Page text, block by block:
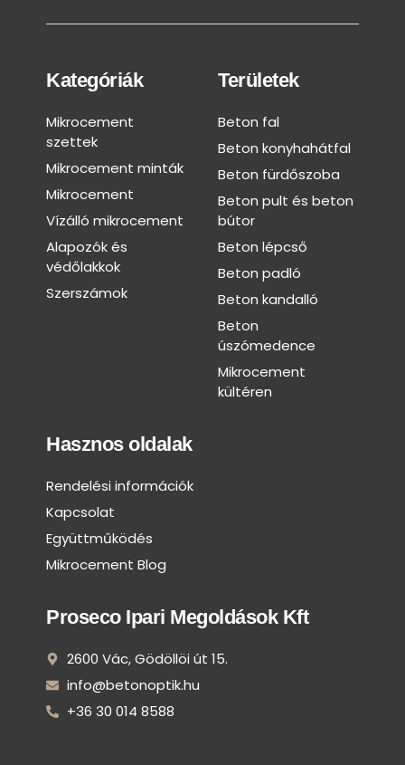
Kategóriák
Mikrocement
szettek
Mikrocement minták
Mikrocement
Vízálló mikrocement
Alapozók és
védőlakkok
Szerszámok
Területek
Beton fal
Beton konyhahátfal
Beton fürdőszoba
Beton pult és beton
bútor
Beton lépcső
Beton padló
Beton kandalló
Beton
úszómedence
Mikrocement
kültéren
Hasznos oldalak
Rendelési információk
Kapcsolat
Együttműködés
Mikrocement Blog
Proseco Ipari Megoldások Kft
2600 Vác, Gödöllöi út 15.
info@betonoptik.hu
+36 30 014 8588